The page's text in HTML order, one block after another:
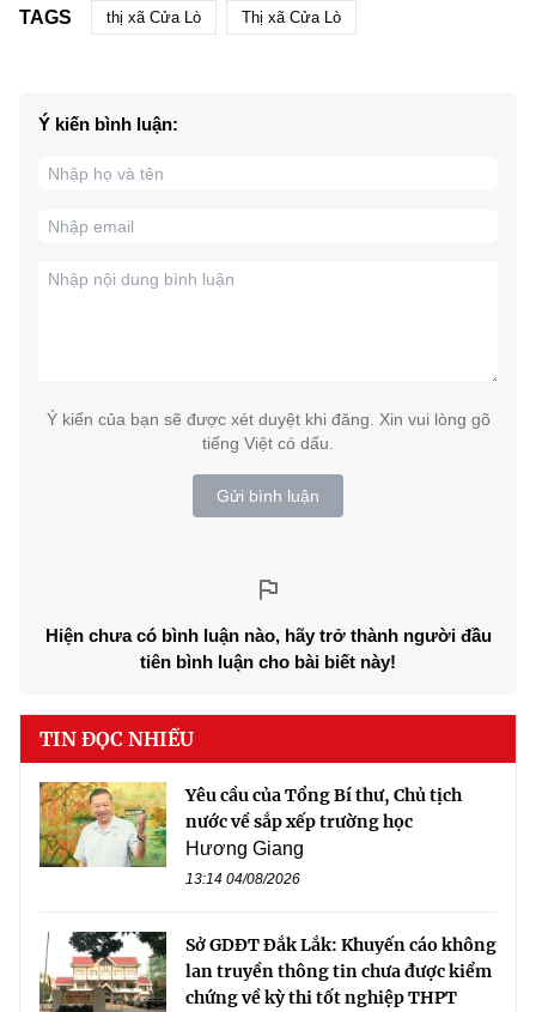
TAGS thị xã Cửa Lò Thị xã Cửa Lò
Ý kiến bình luận:
Ý kiến của bạn sẽ được xét duyệt khi đăng. Xin vui lòng gõ
tiếng Việt có dấu.
Gửi bình luận
Hiện chưa có bình luận nào, hãy trở thành người đầu
tiên bình luận cho bài biết này!
TIN ĐỌC NHIỀU
Yêu cầu của Tổng Bí thư, Chủ tịch
nước về sắp xếp trường học
Hương Giang
13:14 04/08/2026
Sở GDĐT Đắk Lắk: Khuyến cáo không
lan truyền thông tin chưa được kiểm
chứng về kỳ thi tốt nghiệp THPT